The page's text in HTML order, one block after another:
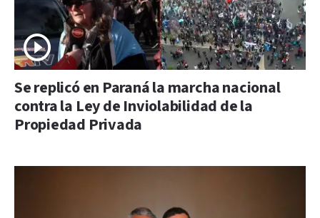
Se replicó en Paraná la marcha nacional
contra la Ley de Inviolabilidad de la
Propiedad Privada